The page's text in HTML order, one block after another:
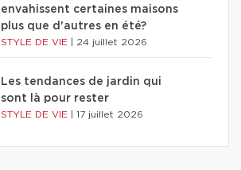
envahissent certaines maisons
plus que d'autres en été?
STYLE DE VIE 24 juillet 2026
Les tendances de jardin qui
sont là pour rester
STYLE DE VIE 17 juillet 2026